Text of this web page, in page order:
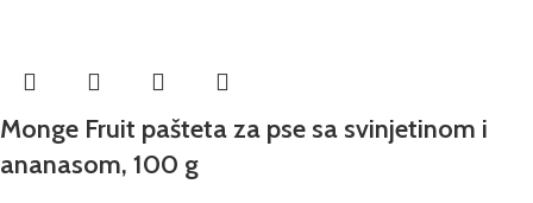
Monge Fruit pašteta za pse sa svinjetinom i
ananasom, 100 g